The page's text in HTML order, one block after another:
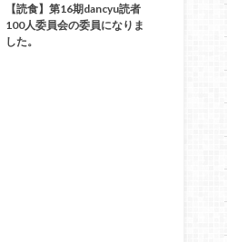
【読食】第16期dancyu読者
100人委員会の委員になりま
した。